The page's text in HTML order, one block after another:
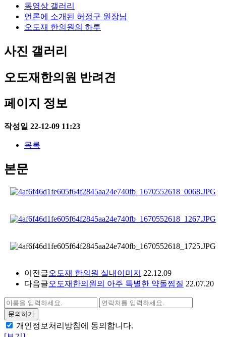
동영상 갤러리
언론에 소개된 허정구 원장님
오도재 한의원의 하루
사진 갤러리
오도재한의원 반려견
페이지 정보
작성일 22-12-09 11:23
목록
본문
이전글오도재 한의원 실내이미지
22.12.09
다음글오도재한의원의 아주 특별한 약돌찜질 22.07.20
개인정보처리방침에 동의합니다.